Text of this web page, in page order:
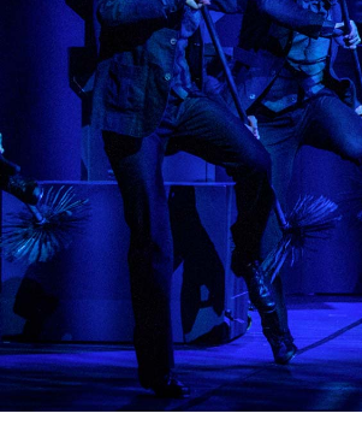
Kalenteri
Asiakaspalvelu
Liput
Lahjakortti
Nuoret
Katsomokartta